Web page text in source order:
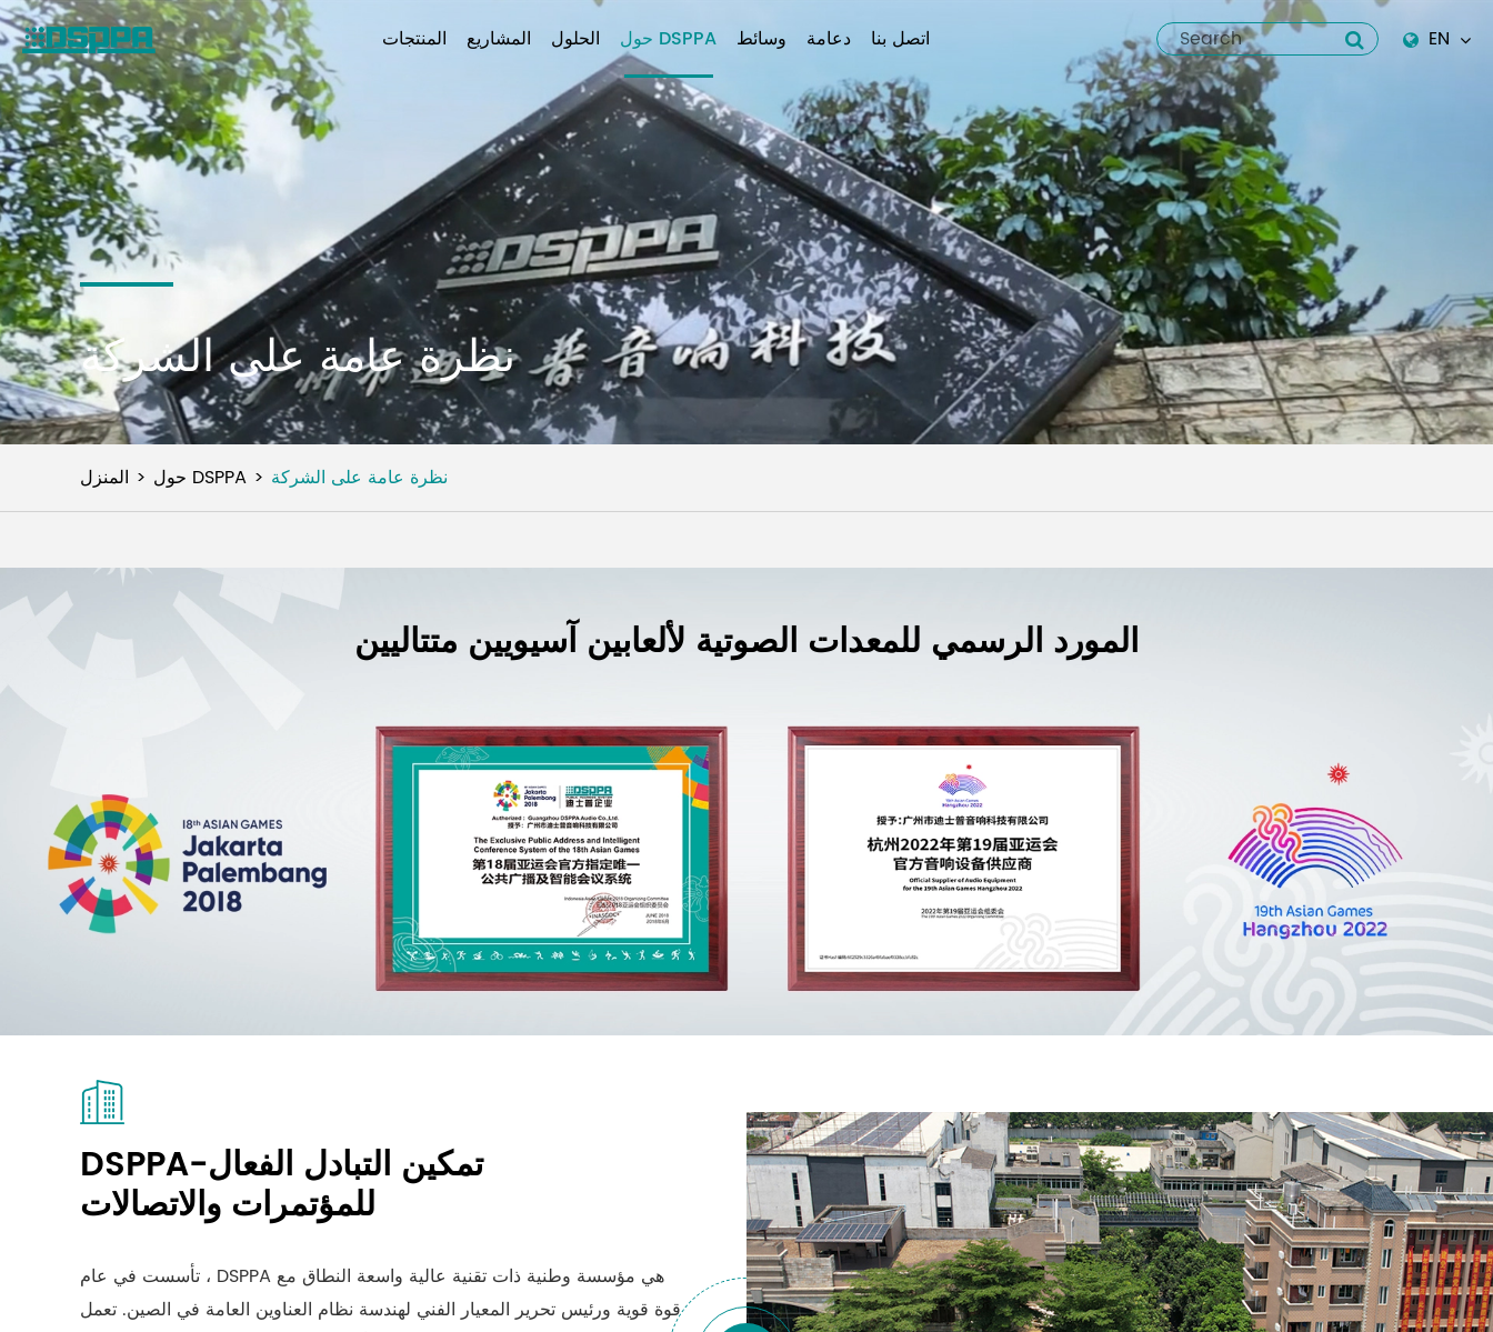
المنتجات المشاريع الحلول حول DSPPA وسائط دعامة اتصل بنا
EN
italiano
русский
العربية
tiếng việt
Pilipino
نظرة عامة على الشركة
المنزل حول DSPPA نظرة عامة على الشركة
المورد الرسمي للمعدات الصوتية لألعابين آسيويين متتاليين
DSPPA-تمكين التبادل الفعال
للمؤتمرات والاتصالات
تأسست في عام ، DSPPA هي مؤسسة وطنية ذات تقنية عالية واسعة النطاق مع
قوة قوية ورئيس تحرير المعيار الفني لهندسة نظام العناوين العامة في الصين. تعمل